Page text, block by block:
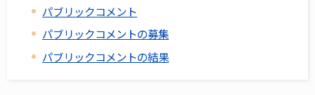
パブリックコメント
パブリックコメントの募集
パブリックコメントの結果